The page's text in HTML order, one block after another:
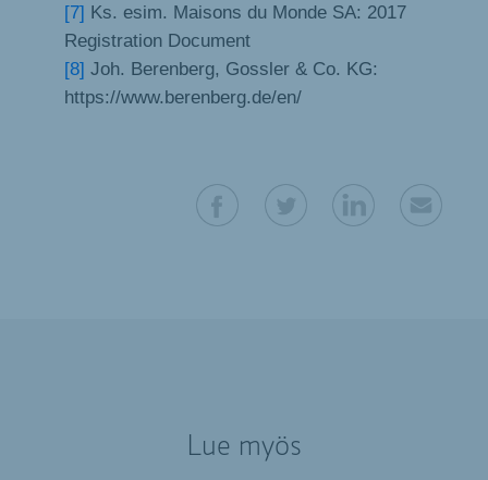
[7] Ks. esim. Maisons du Monde SA: 2017
Registration Document
[8] Joh. Berenberg, Gossler & Co. KG:
https://www.berenberg.de/en/
Lue myös